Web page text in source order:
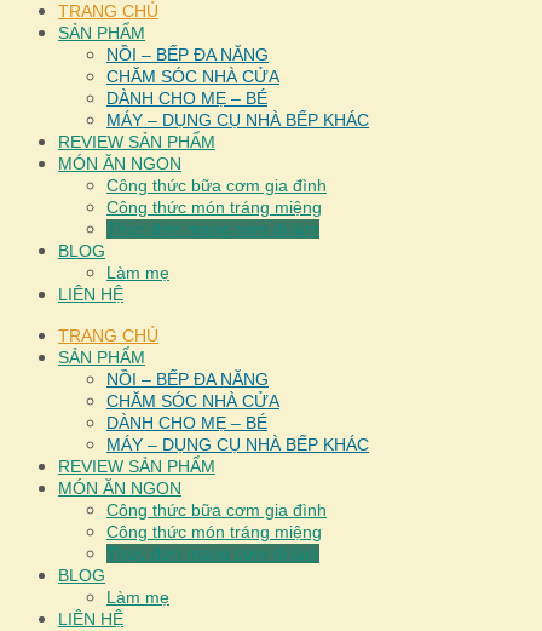
TRANG CHỦ
SẢN PHẨM
NỒI – BẾP ĐA NĂNG
CHĂM SÓC NHÀ CỬA
DÀNH CHO MẸ – BÉ
MÁY – DỤNG CỤ NHÀ BẾP KHÁC
REVIEW SẢN PHẨM
MÓN ĂN NGON
Công thức bữa cơm gia đình
Công thức món tráng miệng
Thực đơn mang cơm đi làm
BLOG
Làm mẹ
LIÊN HỆ
TRANG CHỦ
SẢN PHẨM
NỒI – BẾP ĐA NĂNG
CHĂM SÓC NHÀ CỬA
DÀNH CHO MẸ – BÉ
MÁY – DỤNG CỤ NHÀ BẾP KHÁC
REVIEW SẢN PHẨM
MÓN ĂN NGON
Công thức bữa cơm gia đình
Công thức món tráng miệng
Thực đơn mang cơm đi làm
BLOG
Làm mẹ
LIÊN HỆ